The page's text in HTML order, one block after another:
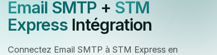
Email SMTP+ STM
ExpressIntégration
Connectez Email SMTP à STM Express en